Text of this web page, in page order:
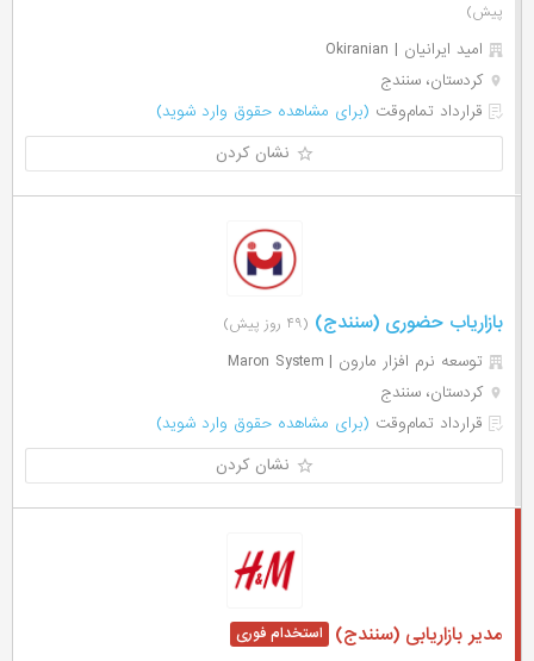
پیش)
امید ایرانیان | Okiranian
کردستان، سنندج
قرارداد تمام‌وقت (برای مشاهده حقوق وارد شوید)
نشان کردن
بازاریاب حضوری (سنندج) (۴۹ روز پیش)
توسعه نرم افزار مارون | Maron System
کردستان، سنندج
قرارداد تمام‌وقت (برای مشاهده حقوق وارد شوید)
نشان کردن
مدیر بازاریابی (سنندج)